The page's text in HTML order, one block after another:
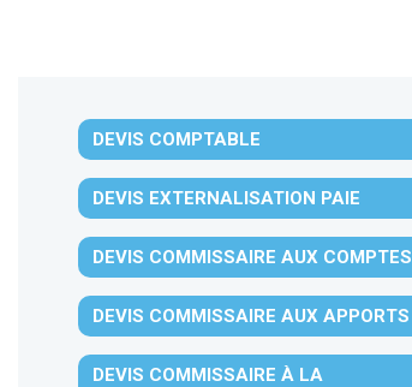
DEVIS COMPTABLE
DEVIS EXTERNALISATION PAIE
DEVIS COMMISSAIRE AUX COMPTES
DEVIS COMMISSAIRE AUX APPORTS
DEVIS COMMISSAIRE À LA